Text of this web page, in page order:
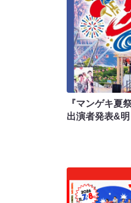
『マンゲキ夏
出演者発表&